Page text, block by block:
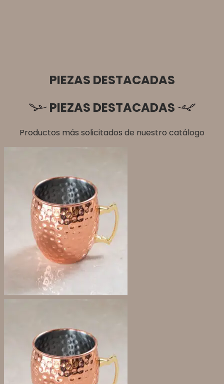
PIEZAS DESTACADAS
PIEZAS DESTACADAS
Productos más solicitados de nuestro catálogo